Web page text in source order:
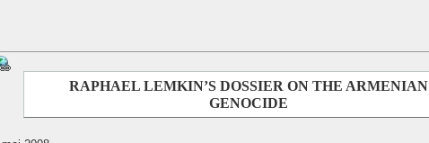
RAPHAEL LEMKIN’S DOSSIER ON THE ARMENIAN
GENOCIDE